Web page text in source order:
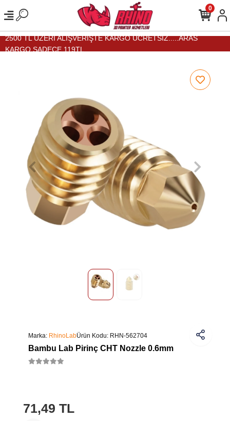
2500 TL ÜZERİ ALIŞVERİŞTE KARGO ÜCRETSİZ.....ARAS
KARGO SADECE 119TL...
0
Marka: RhinoLabÜrün Kodu: RHN-562704
Bambu Lab Pirinç CHT Nozzle 0.6mm
71,49 TL